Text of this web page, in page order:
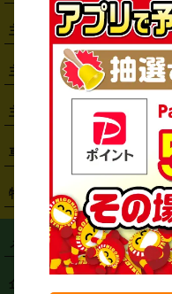
・ 北海道 ・青森県 ・岩手
・東京都 ・神奈
・ 栃木県 ・群馬県 ・山梨
・ 新潟県 富山
京都府 滋賀
・島根県 ・岡山
香川県 ・愛媛県 ・高知
熊本県 ・大分県 ・宮崎
主要駅から探す
・ 札幌駅 ・仙台駅 ・新宿
・川崎駅 ・大宮
・ 難波駅 三宮
・ 那覇空港駅
主要空港から探す
・ 新千歳空港
・ 中部国際空港セントレア
・ 大阪国際空港（伊丹空港
・ 岡山空港
・ 福岡空港
・
主要都市から探す
・ 横浜市
相模原市
静岡市
車種から探す
・コンパクト
ミニバン・ワンボックス
・ 軽トラック・商用バン
トラック・バン (タウンエー
特徴から探す
ハイブリッド ・宅配レ
・ 長期レンタル ・深夜時
・
メニュー
トップページ ・は
企業情報